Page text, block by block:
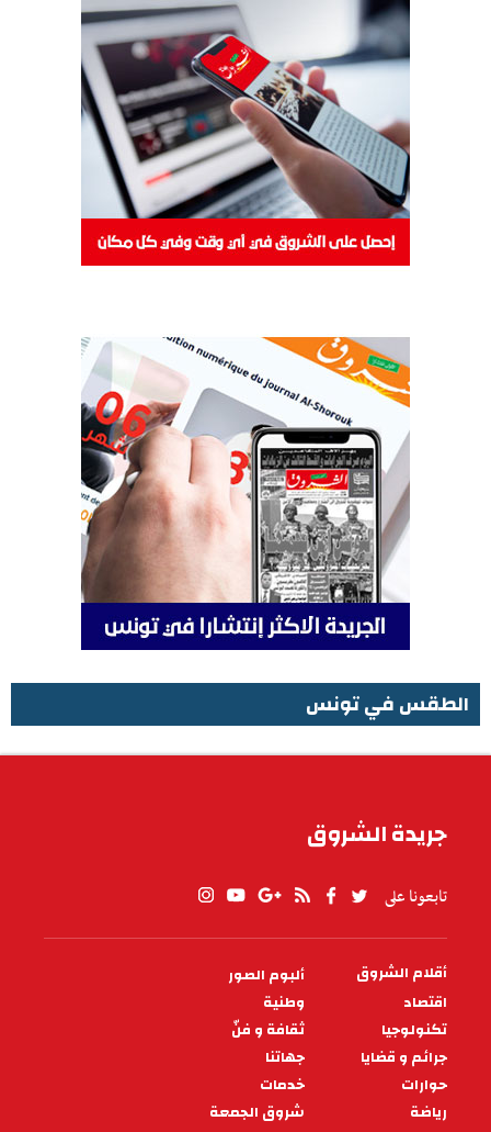
الطقس في تونس
جريدة الشروق
تابعونا على
PIED
DE
PAGE
أقلام الشروق
ألبوم الصور
اقتصاد
وطنية
تكنولوجيا
ثقافة و فنّ
جرائم و قضايا
جهاتنا
حوارات
خدمات
رياضة
شروق الجمعة